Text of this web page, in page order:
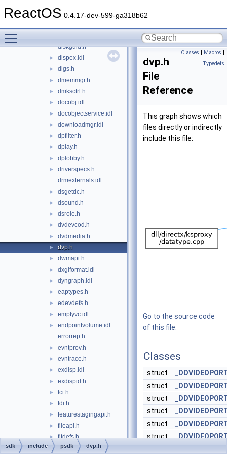
ReactOS 0.4.17-dev-599-ga318b62
► dimm.idl
diskguid.h
► dispex.idl
► dlgs.h
► dmemmgr.h
► dmksctrl.h
► docobj.idl
► docobjectservice.idl
► downloadmgr.idl
► dpfilter.h
► dplay.h
► dplobby.h
►
driverspecs.h
drmexternals.idl
► dsgetdc.h
► dsound.h
► dsrole.h
► dvdevcod.h
► dvdmedia.h
► dvp.h
► dwmapi.h
► dxgiformat.idl
► dyngraph.idl
► eaptypes.h
► edevdefs.h
► emptyvc.idl
►
endpointvolume.idl
errorrep.h
► evntprov.h
► evntrace.h
► exdisp.idl
► exdispid.h
► fci.h
► fdi.h
► featurestagingapi.h
► fileapi.h
► fltdefs.h
► fontsub.h
Classes | Macros |
Typedefs
dvp.h
File
Reference
This graph shows which
files directly or indirectly
include this file:
Go to the source code
of this file.
Classes
struct
struct
struct
struct
struct
struct
sdk include psdk dvp.h